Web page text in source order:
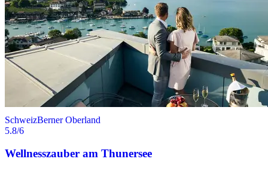
SchweizBerner Oberland
5.8/6
Wellnesszauber am Thunersee